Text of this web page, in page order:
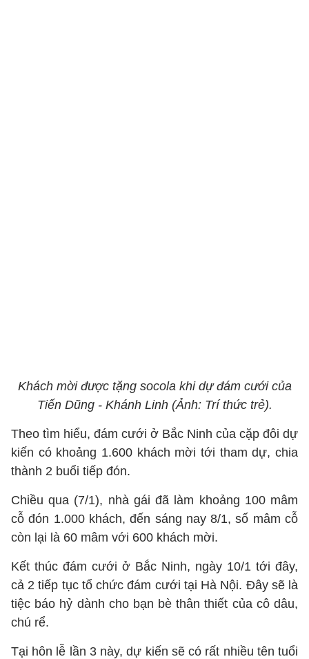
Khách mời được tặng socola khi dự đám cưới của
Tiến Dũng - Khánh Linh (Ảnh: Trí thức trẻ).
Theo tìm hiểu, đám cưới ở Bắc Ninh của cặp đôi dự
kiến có khoảng 1.600 khách mời tới tham dự, chia
thành 2 buổi tiếp đón.
Chiều qua (7/1), nhà gái đã làm khoảng 100 mâm
cỗ đón 1.000 khách, đến sáng nay 8/1, số mâm cỗ
còn lại là 60 mâm với 600 khách mời.
Kết thúc đám cưới ở Bắc Ninh, ngày 10/1 tới đây,
cả 2 tiếp tục tổ chức đám cưới tại Hà Nội. Đây sẽ là
tiệc báo hỷ dành cho bạn bè thân thiết của cô dâu,
chú rể.
Tại hôn lễ lần 3 này, dự kiến sẽ có rất nhiều tên tuổi